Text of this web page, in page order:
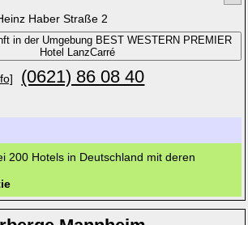
Haber Straße 2
(0621) 86 08 40
200 Hotels in Deutschland mit deren